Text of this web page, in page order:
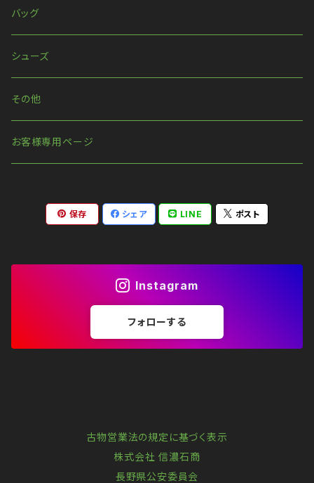
リング
ハーネス
ウォレットチェーン
バッグ
シューズ
その他
お客様専用ページ
保存 シェア LINE ポスト
Instagram
フォローする
古物営業法の規定に基づく表示
株式会社 信濃石商
長野県公安委員会